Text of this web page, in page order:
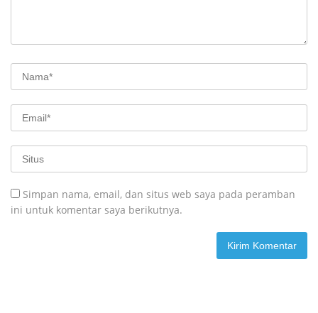
Simpan nama, email, dan situs web saya pada peramban
ini untuk komentar saya berikutnya.